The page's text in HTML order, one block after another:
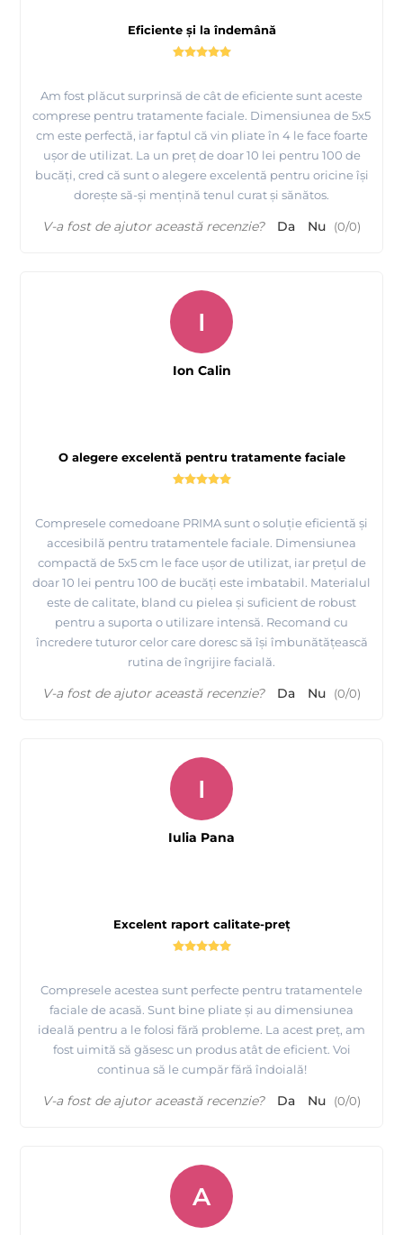
Eficiente și la îndemână
Am fost plăcut surprinsă de cât de eficiente sunt aceste
comprese pentru tratamente faciale. Dimensiunea de 5x5
cm este perfectă, iar faptul că vin pliate în 4 le face foarte
ușor de utilizat. La un preț de doar 10 lei pentru 100 de
bucăți, cred că sunt o alegere excelentă pentru oricine își
dorește să-și mențină tenul curat și sănătos.
V-a fost de ajutor această recenzie? Da Nu (0/0)
O alegere excelentă pentru tratamente faciale
Compresele comedoane PRIMA sunt o soluție eficientă și
accesibilă pentru tratamentele faciale. Dimensiunea
compactă de 5x5 cm le face ușor de utilizat, iar prețul de
doar 10 lei pentru 100 de bucăți este imbatabil. Materialul
este de calitate, bland cu pielea și suficient de robust
pentru a suporta o utilizare intensă. Recomand cu
încredere tuturor celor care doresc să își îmbunătățească
rutina de îngrijire facială.
I
Ion Calin
V-a fost de ajutor această recenzie? Da Nu (0/0)
Excelent raport calitate-preț
Compresele acestea sunt perfecte pentru tratamentele
faciale de acasă. Sunt bine pliate și au dimensiunea
ideală pentru a le folosi fără probleme. La acest preț, am
fost uimită să găsesc un produs atât de eficient. Voi
continua să le cumpăr fără îndoială!
I
Iulia Pana
V-a fost de ajutor această recenzie? Da Nu (0/0)
A